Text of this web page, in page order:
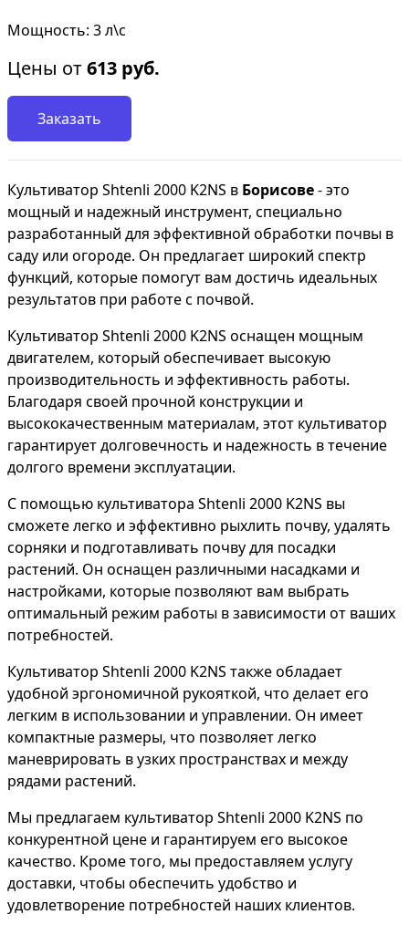
Мощность: 3 л\с
Цены от613 руб.
Заказать
Культиватор Shtenli 2000 K2NS в Борисове- это
мощный и надежный инструмент, специально
разработанный для эффективной обработки почвы в
саду или огороде. Он предлагает широкий спектр
функций, которые помогут вам достичь идеальных
результатов при работе с почвой.
Культиватор Shtenli 2000 K2NS оснащен мощным
двигателем, который обеспечивает высокую
производительность и эффективность работы.
Благодаря своей прочной конструкции и
высококачественным материалам, этот культиватор
гарантирует долговечность и надежность в течение
долгого времени эксплуатации.
С помощью культиватора Shtenli 2000 K2NS вы
сможете легко и эффективно рыхлить почву, удалять
сорняки и подготавливать почву для посадки
растений. Он оснащен различными насадками и
настройками, которые позволяют вам выбрать
оптимальный режим работы в зависимости от ваших
потребностей.
Культиватор Shtenli 2000 K2NS также обладает
удобной эргономичной рукояткой, что делает его
легким в использовании и управлении. Он имеет
компактные размеры, что позволяет легко
маневрировать в узких пространствах и между
рядами растений.
Мы предлагаем культиватор Shtenli 2000 K2NS по
конкурентной цене и гарантируем его высокое
качество. Кроме того, мы предоставляем услугу
доставки, чтобы обеспечить удобство и
удовлетворение потребностей наших клиентов.